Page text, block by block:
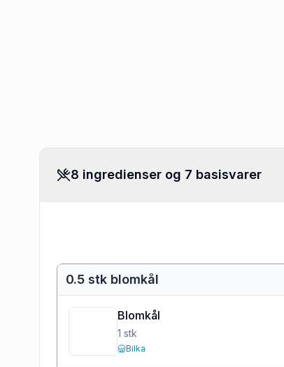
8 ingredienser og 7 basisvarer
0.5 stk blomkål
Blomkål
1 stk
Bilka